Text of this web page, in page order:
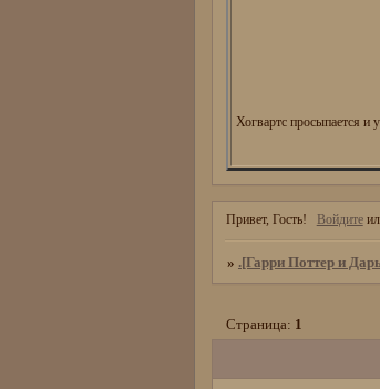
Хогвартс просыпается и
Привет, Гость! Войдите
» .[Гарри Поттер и
Страница: 1